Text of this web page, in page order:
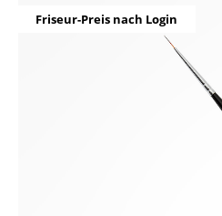
Friseur-Preis nach Login